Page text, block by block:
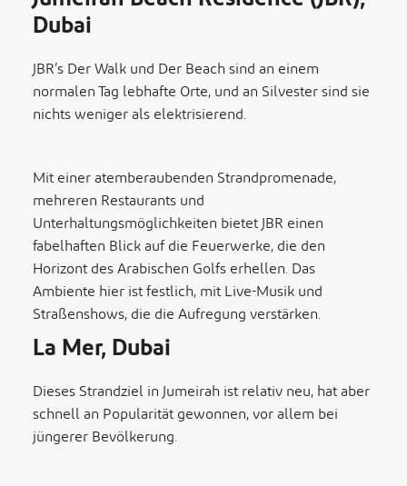
Dubai
JBR’s Der Walk und Der Beach sind an einem
normalen Tag lebhafte Orte, und an Silvester sind sie
nichts weniger als elektrisierend.
Mit einer atemberaubenden Strandpromenade,
mehreren Restaurants und
Unterhaltungsmöglichkeiten bietet JBR einen
fabelhaften Blick auf die Feuerwerke, die den
Horizont des Arabischen Golfs erhellen. Das
Ambiente hier ist festlich, mit Live-Musik und
Straßenshows,die die Aufregung verstärken.
La Mer, Dubai
Dieses Strandziel in Jumeirah ist relativ neu, hat aber
schnell an Popularität gewonnen, vor allem bei
jüngerer Bevölkerung.